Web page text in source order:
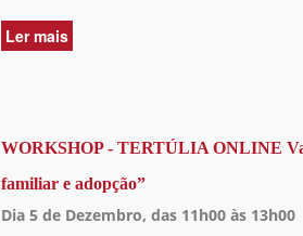
Ler maisacerca
de
ONLINE
conversar
sobre
WORKSHOP - TERTÚLIA ONLINE
familiar e adopção”
Dia 5 de Dezembro, das 11h00 às 13h00